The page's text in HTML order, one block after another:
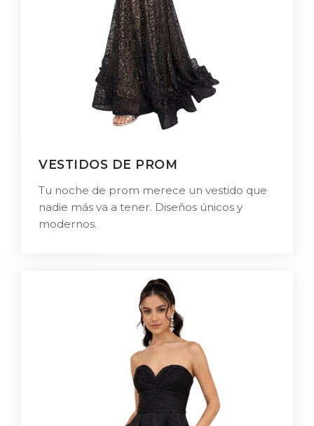
VESTIDOS DE PROM
Tu noche de prom merece un vestido que
nadie más va a tener. Diseños únicos y
modernos.